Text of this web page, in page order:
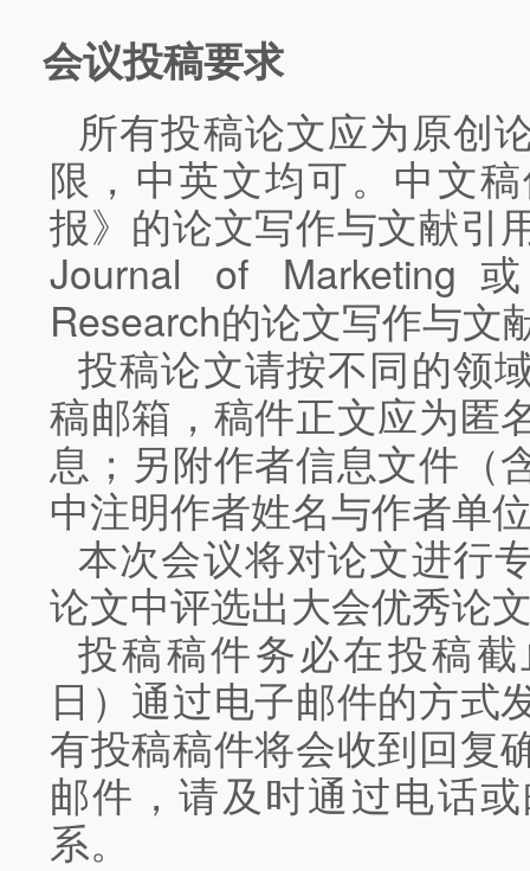
会议投稿要求
所有投稿论文应为原创
限，中英文均可。中文
报》的论文写作与文献引
Journal of Marketing
Research的论文写作与文
投稿论文请按不同的领
稿邮箱，稿件正文应为匿
息；另附作者信息文件（
中注明作者姓名与作者单
本次会议将对论文进行
论文中评选出大会优秀论
投稿稿件务必在投稿
日）通过电子邮件的方式
有投稿稿件将会收到回复
邮件，请及时通过电话
系。